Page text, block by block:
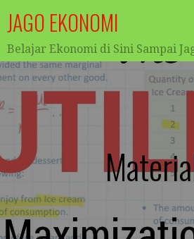
JAGO EKONOMI
Belajar Ekonomi di Sini Sampai